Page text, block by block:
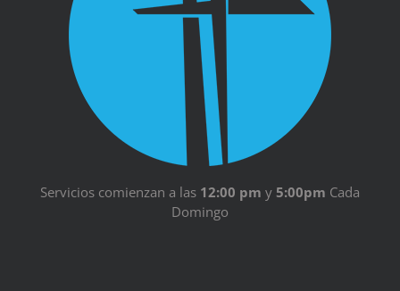
Servicios comienzan a las 12:00 pm y 5:00pm Cada
Domingo